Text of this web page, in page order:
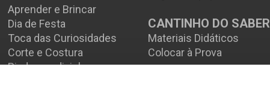
Aprender e Brincar
Dia de Festa
Toca das Curiosidades
Corte e Costura
Piadas e adivinhas
CANTINHO DO SABER
Materiais Didáticos
Colocar à Prova